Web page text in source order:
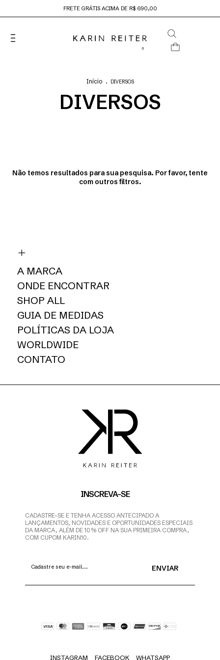
FRETE GRÁTIS ACIMA DE R$ 690,00
0
Início . DIVERSOS
DIVERSOS
Não temos resultados para sua pesquisa. Por favor, tente
com outros filtros.
A MARCA
ONDE ENCONTRAR
SHOP ALL
GUIA DE MEDIDAS
POLÍTICAS DA LOJA
WORLDWIDE
CONTATO
INSCREVA-SE
CADASTRE-SE E TENHA ACESSO ANTECIPADO A
LANÇAMENTOS, NOVIDADES E OPORTUNIDADES ESPECIAIS
DA MARCA, ALÉM DE 10% OFF NA SUA PRIMEIRA COMPRA,
COM CUPOM KARIN10.
INSTAGRAM FACEBOOK WHATSAPP